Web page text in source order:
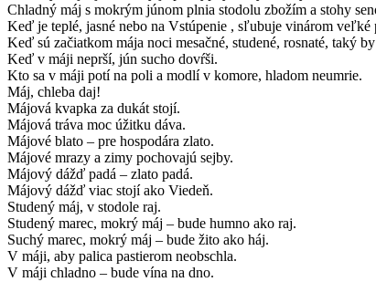
Chladný máj s mokrým júnom plnia stodolu zbožím a stohy
Keď je teplé, jasné nebo na Vstúpenie , sľubuje vinárom veľké
Keď sú začiatkom mája noci mesačné, studené, rosnaté, taký
Keď v máji neprší, jún sucho dovŕši.
Kto sa v máji potí na poli a modlí v komore, hladom neumrie.
Máj, chleba daj!
Májová kvapka za dukát stojí.
Májová tráva moc úžitku dáva.
Májové blato – pre hospodára zlato.
Májové mrazy a zimy pochovajú sejby.
Májový dážď padá – zlato padá.
Májový dážď viac stojí ako Viedeň.
Studený máj, v stodole raj.
Studený marec, mokrý máj – bude humno ako raj.
Suchý marec, mokrý máj – bude žito ako háj.
V máji, aby palica pastierom neobschla.
V máji chladno – bude vína na dno.